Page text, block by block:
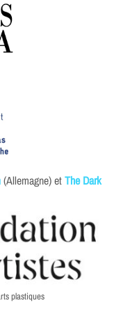
(Allemagne) etThe Dark
plastiques